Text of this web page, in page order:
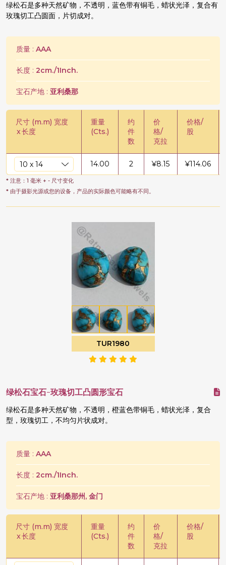
绿松石是多种天然矿物，不透明，蓝色带有铜毛，蜡状光泽，复合有
玫瑰切工凸圆面，片切成对。
质量 : AAA
长度 : 2cm./1Inch.
宝石产地 : 亚利桑那
尺寸 (m.m) 宽度
x长度
重量
(Cts.)
约
件
数
价
格/
克拉
价格/
股
14.00 2 ¥8.15 ¥114.06
* 注意：1 毫米 + - 尺寸变化
* 由于摄影光源或您的设备，产品的实际颜色可能略有不同。
TUR1980
绿松石宝石-玫瑰切工凸圆形宝石
绿松石是多种天然矿物，不透明，橙蓝色带铜毛，蜡状光泽，复合
型，玫瑰切工，不均匀片状成对。
质量 : AAA
长度 : 2cm./1Inch.
宝石产地 : 亚利桑那州, 金门
尺寸 (m.m) 宽度
x长度
重量
(Cts.)
约
件
数
价
格/
克拉
价格/
股